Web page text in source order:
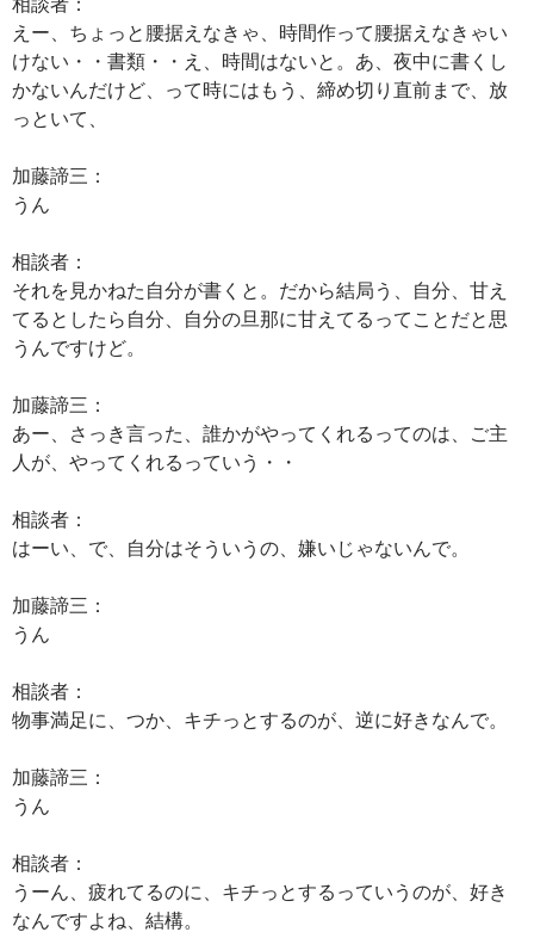
えー、ちょっと腰据えなきゃ、時間作って腰据えなきゃい
けない・・書類・・え、時間はないと。あ、夜中に書くし
かないんだけど、って時にはもう、締め切り直前まで、放
っといて、
加藤諦三：
うん
相談者：
それを見かねた自分が書くと。だから結局う、自分、甘え
てるとしたら自分、自分の旦那に甘えてるってことだと思
うんですけど。
加藤諦三：
あー、さっき言った、誰かがやってくれるってのは、ご主
人が、やってくれるっていう・・
相談者：
はーい、で、自分はそういうの、嫌いじゃないんで。
加藤諦三：
うん
相談者：
物事満足に、つか、キチっとするのが、逆に好きなんで。
加藤諦三：
うん
相談者：
うーん、疲れてるのに、キチっとするっていうのが、好き
なんですよね、結構。